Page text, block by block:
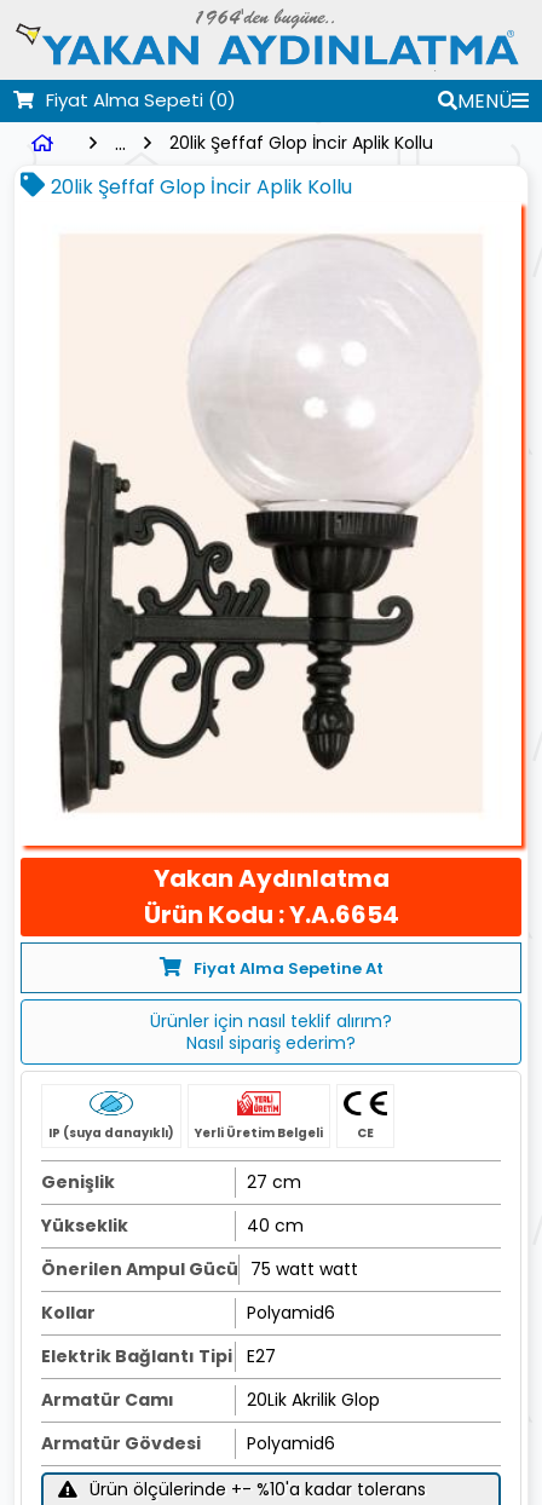
Fiyat Alma Sepeti (0)
MENÜ
...
20lik Şeffaf Glop İncir Aplik Kollu
20lik Şeffaf Glop İncir Aplik Kollu
Yakan Aydınlatma
Ürün Kodu : Y.A.6654
Fiyat Alma Sepetine At
Ürünler için nasıl teklif alırım?
Nasıl sipariş ederim?
IP (suya danayıklı) Yerli Üretim Belgeli CE
Genişlik
27 cm
Yükseklik
40 cm
Önerilen Ampul Gücü 75 watt watt
Kollar
Polyamid6
Elektrik Bağlantı Tipi
E27
Armatür Camı
20Lik Akrilik Glop
Armatür Gövdesi
Polyamid6
Ürün ölçülerinde +- %10'a kadar tolerans